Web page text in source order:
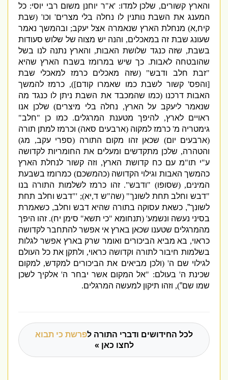
והארץ קשורים, שלכן למדו: 'א"ר יוחנן משום רבי יוסי: כל
המענג את השבת נותנין לו נחלה בלי מצרים' וכו' (שבת
קיח,א) מנחלת הארץ שנאמרה אצל יעקב; ובהמשך נאמר
שעונג שבת זה במאכלים, והנה יש מצוה של שלוש סעודות
בשבת, שזה כנגד שלושת האבות, והארץ נתנה לנו בשל
שהובטחה לאבות. כך שיש במרומז בשבח הארץ שהיא
"זבת חלב ודבש" (שזה מאכלים כרמז למאכלי שבת
[והפס'קשור לשבת כמו שאמרו קודם]), כרמז להמשך
האבות דרכנו(כמו שהמכבד את השבת ניתן לו כנגד מה
שנאמר ליעקב על הארץ, נחלה בלי מיצרים) שלכן אנו
ראויים לארץ, להיפך מטענת המרגלים.כמו כן "חלב"
גימטריה מ'כרמז למקוה(ארבעים סאה) וכרמז למתן תורה
(ארבעים יום) שכאן זהו מקום התורה (ספרי עקב, מג)
והטהרה, שלכן מתקדשים ומעלים את החומריות לקדושה
ע"י תו"מ עם כח קדושת הארץ, וזה קשור לנחלת הארץ
כהמשך האבות וגילוי הקדושה(כהמשכם) כמרומז בשבעת
המינים, (שסופו) "ודבש".זהו כרמז לשלמות התורה בנו
"דבש וחלב תחת לשונך" (שה"ש ד,יא); '"דבש וחלב תחת
לשונך”, כשאת עסוקה בתורה שהיא דבש וחלב, כשאמרת
בסיני נעשה ונשמע' (תנחומא "כי תשא" סימן יח). זהו היפך
מהמרגלים שטענו שכאן בארץ אי אפשר להתחבר לקדושה
כראוי, בא מביא הביכורים ואומר שרק בארץ אפשר לגלות
בשלמות חיבור לתורה וקדושה כראוי, ולתקן את כל העולם
לגילוי שם ה' (ולכן מביאים את הביכורים למקדש, למקום
שכינת ה' בעולם: "אל המקום אשר יבחר ה' אלקיך לשכן
שמו שם”), וזהו תיקון למעשה המרגלים.
לכל החידושים ודברי התורה לפרשת כי תבוא
לחצו כאן »